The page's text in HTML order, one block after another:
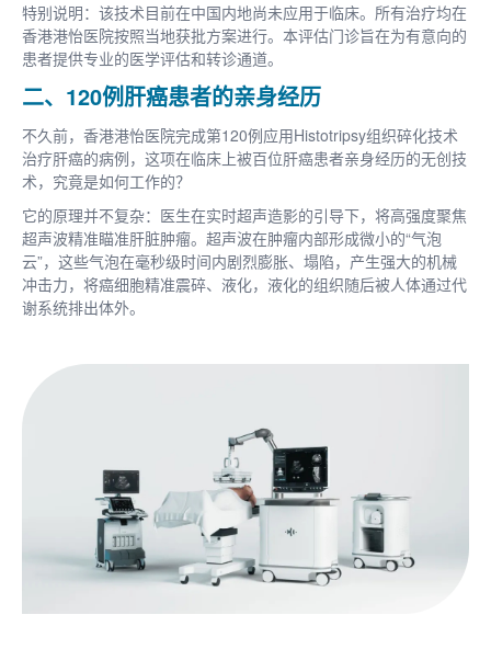
特别说明：该技术目前在中国内地尚未应用于临床。所有治疗均在
香港港怡医院按照当地获批方案进行。本评估门诊旨在为有意向的
患者提供专业的医学评估和转诊通道。
二、120例肝癌患者的亲身经历
不久前，香港港怡医院完成第120例应用Histotripsy组织碎化技术
治疗肝癌的病例，这项在临床上被百位肝癌患者亲身经历的无创技
术，究竟是如何工作的？
它的原理并不复杂：医生在实时超声造影的引导下，将高强度聚焦
超声波精准瞄准肝脏肿瘤。超声波在肿瘤内部形成微小的“气泡
云”，这些气泡在毫秒级时间内剧烈膨胀、塌陷，产生强大的机械
冲击力，将癌细胞精准震碎、液化，液化的组织随后被人体通过代
谢系统排出体外。